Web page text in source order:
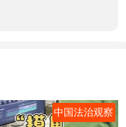
中国法治观察